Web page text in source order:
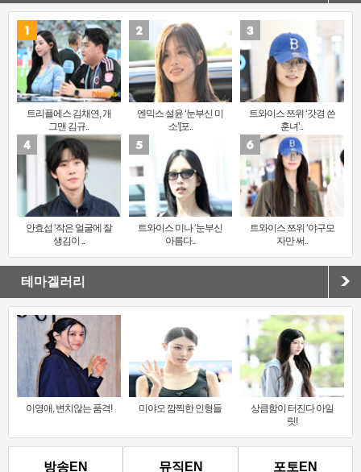
트리플에스 김채연, 개
그맨 김규..
엔믹스 설윤 ‘눈부신 미
소’[포..
트와이스 쯔위 ‘갓경 쓴
훈녀’..
안효섭 ‘작은 얼굴에 잘
생김이 ..
트와이스 미나 ‘눈부신
아름다..
트와이스 쯔위 ‘야구모
자만 써..
테마겔러리
이영애, 변치않는 품격! 미야오 깜찍한 인형들
상큼함이 터진다 아일
릿!
방송EN 뮤직EN 포토EN